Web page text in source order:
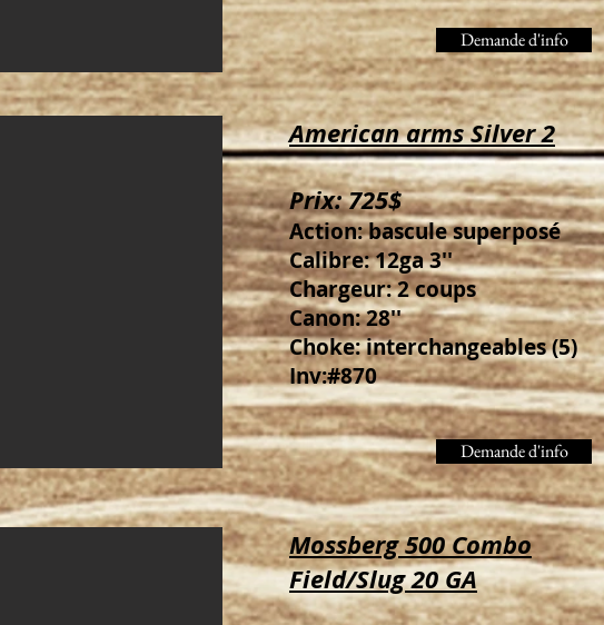
Demande d'info
American arms Silver 2
Prix: 725$
Action: bascule superposé
Calibre: 12ga 3''
Chargeur: 2 coups
Canon: 28''
Choke: interchangeables (5)
Inv:#870
Demande d'info
Mossberg 500 Combo
Field/Slug 20 GA